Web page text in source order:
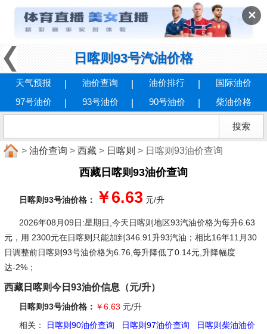
✕
日喀则93号汽油价格
天气预报 油价查询 油价排行
国际油价
97号油价
93号油价 90号油价 柴油价格
> 油价查询 > 西藏 > 日喀则 > 日喀则93油价查询
西藏日喀则93油价查询
日喀则93号油价格： ￥6.63 元/升
2026年08月09日:星期日 ,今天日喀则地区93汽油价格为每升6.63
元，用 2300元在日喀则只能加到346.91升93汽油；相比16年11月30
日调整前日喀则93号油价格为6.76,每升降低了0.14元,升降幅度
达-2%；
西藏日喀则今日93油价信息（元/升）
日喀则93号油价格： ￥6.63 元/升
相关：
日喀则90油价查询 日喀则97油价查询
日喀则柴油油价